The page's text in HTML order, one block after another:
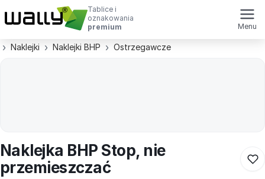
Tablice i
oznakowania
premium
Menu
Naklejki Naklejki BHP Ostrzegawcze
Naklejka BHP Stop, nie
przemieszczać